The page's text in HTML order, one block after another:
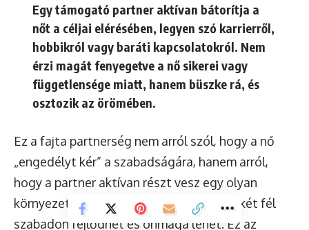
Egy támogató partner aktívan bátorítja a
nőt a céljai elérésében, legyen szó karrierről,
hobbikról vagy baráti kapcsolatokról. Nem
érzi magát fenyegetve a nő sikerei vagy
függetlensége miatt, hanem büszke rá, és
osztozik az örömében.
Ez a fajta partnerség nem arról szól, hogy a nő
„engedélyt kér” a szabadságára, hanem arról,
hogy a partner aktívan részt vesz egy olyan
környezet megteremtésében, ahol mindkét fél
szabadon fejlődhet és önmaga lehet. Ez az